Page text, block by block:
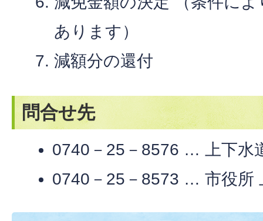
あります）
減額分の還付
問合せ先
0740－25－8576 … 上下水
0740－25－8573 … 市役所